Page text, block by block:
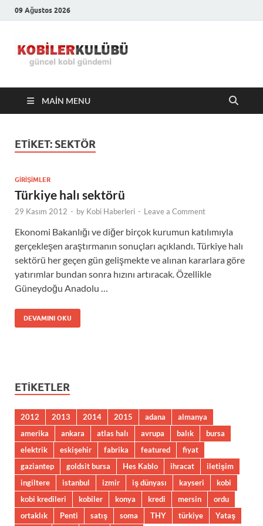
09 Ağustos 2026
Kulübü –
En Güncel
MAIN MENU
ETIKET: SEKTÖR
GIRIŞIMLER
Türkiye halı sektörü
29 Kasım 2012 - by Kobi Haberleri - Leave a Comment
Ekonomi Bakanlığı ve diğer birçok kurumun katılımıyla
gerçekleşen araştırmanın sonuçları açıklandı. Türkiye halı
sektörü her geçen gün gelişmekte ve alınan kararlara göre
yatırımlar bundan sonra hızını artıracak. Özellikle
Güneydoğu Anadolu …
DEVAMINI OKU
ETIKETLER
2012 2013 2014 2015 adana
almanya
amerika
ankara atlas halı avrupa balık
bursa
elektrik
eskişehir fabrika featured
fiyat
gaziantep
goldsit bursa Hes Kablo ihracat
iletişim
ingiltere
istanbul izmir iş dünyası kayseri
kobi
kobi kredileri
kobiler konya kredi mersin
ordu
ortaklık
Penti satış soma THY türkiye Yataş